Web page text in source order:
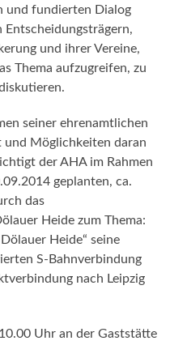
und fundierten Dialog
Entscheidungsträgern,
und ihrer Vereine,
Thema aufzugreifen, zu
seiner ehrenamtlichen
und Möglichkeiten daran
der AHA im Rahmen
geplanten, ca.
das
Heide zum Thema:
Heide“ seine
S-Bahnverbindung
nach Leipzig
Uhr an der Gaststätte